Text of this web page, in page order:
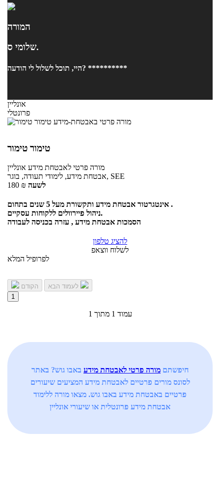
המורה
שלומי ס.
היי, תוכל לשלול לי הודעה? **********
אונליין
פרונטלי
טימור טימור
מורה פרטי לאבטחת מידע אונליין
אבטחת מידע, לימודי תעודה, בוגר, SEE
180 ₪ לשעה
אינטגרטור אבטחת מידע ותקשורת מעל 5 שנים בתחום .
ניהול פיירוולים ללקוחות עסקיים.
הסמכות אבטחת מידע , עזרה בכניסה לעבודה
להציג טלפון
לשלוח ווצאפ
לפרופיל המלא
הקודם
1
עמוד 1 מתוך 1
חיפשתם מורה פרטי לאבטחת מידע באבו גוש? באתר
לסונס מורים פרטיים לאבטחת מידע המציעים שיעורים
פרטיים באבטחת מידע באבו גוש. מצאו מורה ללימוד
אבטחת מידע פרונטלית או שיעורי אונליין